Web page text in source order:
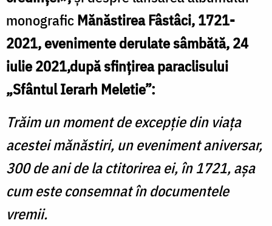
monograficMănăstirea Fâstâci, 1721-
2021, evenimente derulate sâmbătă, 24
iulie 2021,după sfințirea paraclisului
„Sfântul Ierarh Meletie”:
Trăim un moment de excepție din viața
acestei mănăstiri, un eveniment aniversar,
300 de ani de la ctitorirea ei, în 1721, așa
cum este consemnat în documentele
vremii.